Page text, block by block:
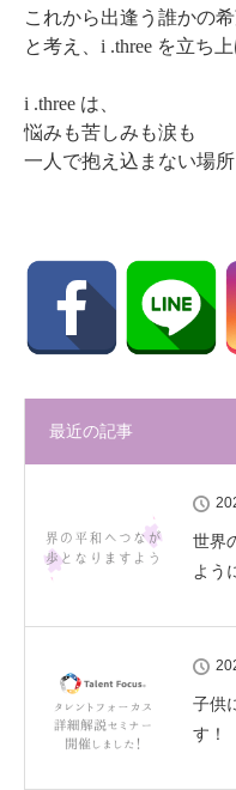
これから出逢う誰かの
と考え、i .three を立ち上
i .three は、
悩みも苦しみも涙も
一人で抱え込まない場所
最近の記事
世界
よう
子供
す！